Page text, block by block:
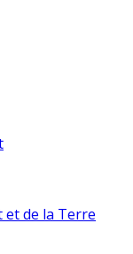
et de la Terre